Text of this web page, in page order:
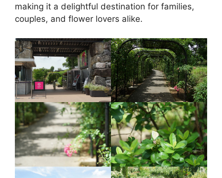
making it a delightful destination for families,
couples, and flower lovers alike.